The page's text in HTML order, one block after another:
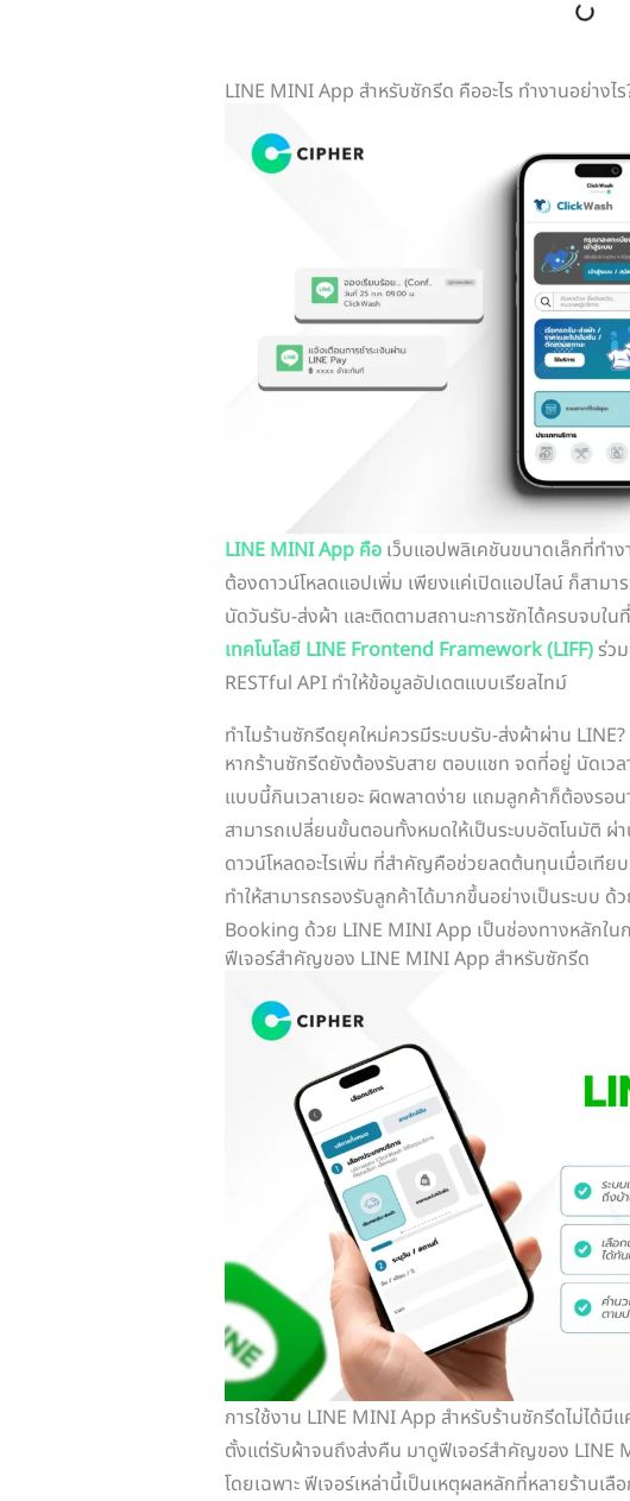
LINE MINI App สำหรับซักรีด คืออะไร ทำงานอย่างไร
LINE MINI App คือเว็บแอปพลิเคชันขนาดเล็กที่ทำ
ต้องดาวน์โหลดแอปเพิ่ม เพียงแค่เปิดแอปไลน์ ก็สามา
นัดวันรับ-ส่งผ้า และติดตามสถานะการซักได้ครบจบใน
เทคโนโลยี LINE Frontend Framework (LIFF)ร่ว
RESTful API ทำให้ข้อมูลอัปเดตแบบเรียลไทม์
ทำไมร้านซักรีดยุคใหม่ควรมีระบบรับ-ส่งผ้าผ่าน LINE?
หากร้านซักรีดยังต้องรับสาย ตอบแชท จดที่อยู่ นัดเวล
แบบนี้กินเวลาเยอะ ผิดพลาดง่าย แถมลูกค้าก็ต้องร
สามารถเปลี่ยนขั้นตอนทั้งหมดให้เป็นระบบอัตโนมัติ ผ่
ดาวน์โหลดอะไรเพิ่ม ที่สำคัญคือช่วยลดต้นทุนเมื่อเที
ทำให้สามารถรองรับลูกค้าได้มากขึ้นอย่างเป็นระบบ ด้
Booking ด้วย LINE MINI App เป็นช่องทางหลักใน
ฟีเจอร์สำคัญของ LINE MINI App สำหรับซักรีด
การใช้งาน LINE MINI App สำหรับร้านซักรีดไม่ได้
ตั้งแต่รับผ้าจนถึงส่งคืน มาดูฟีเจอร์สำคัญของ LINE
โดยเฉพาะ ฟีเจอร์เหล่านี้เป็นเหตุผลหลักที่หลายร้านเ